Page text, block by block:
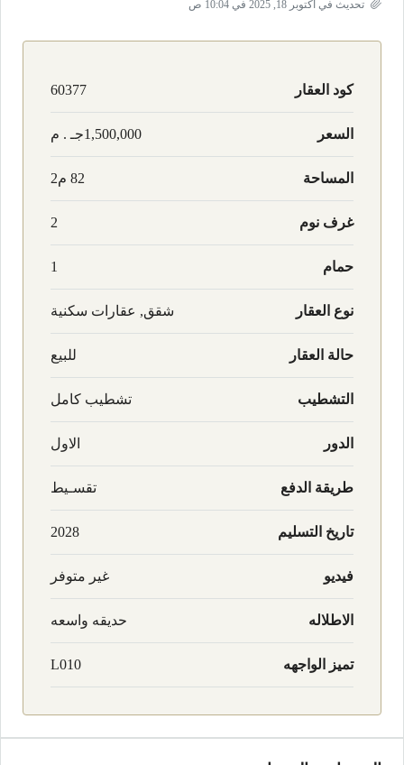
تحديث في أكتوبر 18, 2025 في 10:04 ص
كود العقار 60377
السعر 1,500,000جـ . م
المساحة 82 م2
غرف نوم 2
حمام 1
نوع العقار شقق, عقارات سكنية
حالة العقار للبيع
التشطيب تشطيب كامل
الدور الاول
طريقة الدفع تقسـيط
تاريخ التسليم 2028
فيديو غير متوفر
الاطلاله حديقه واسعه
تميز الواجهه L010